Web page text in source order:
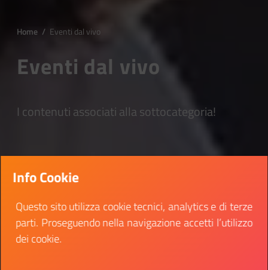
Home / Eventi dal vivo
Eventi dal vivo
I contenuti associati alla sottocategoria!
Info Cookie
Questo sito utilizza cookie tecnici, analytics e di terze
parti. Proseguendo nella navigazione accetti l’utilizzo
dei cookie.